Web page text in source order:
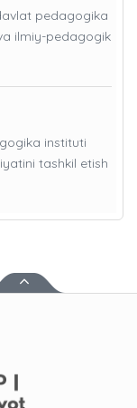
pedagogika
ilmiy-pedagogik
instituti
tashkil etish